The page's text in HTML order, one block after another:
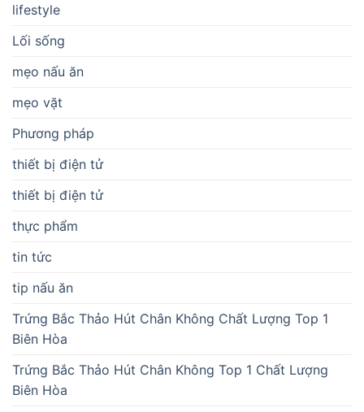
lifestyle
Lối sống
mẹo nấu ăn
mẹo vặt
Phương pháp
thiết bị điện tử
thiết bị điện tử
thực phẩm
tin tức
tip nấu ăn
Trứng Bắc Thảo Hút Chân Không Chất Lượng Top 1
Biên Hòa
Trứng Bắc Thảo Hút Chân Không Top 1 Chất Lượng
Biên Hòa